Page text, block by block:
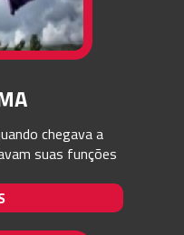
chegava a
suas funções